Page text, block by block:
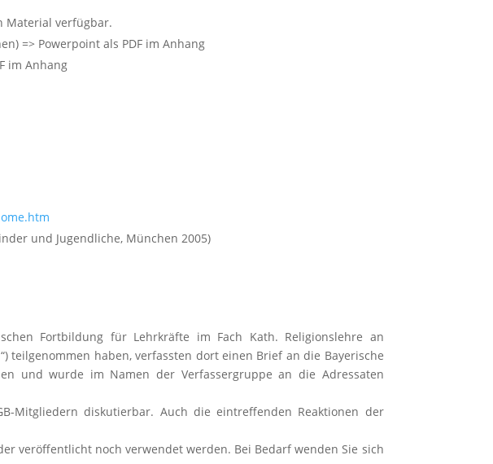
Material verfügbar.
=> Powerpoint als PDF im Anhang
im Anhang
und Jugendliche, München 2005)
Fortbildung für Lehrkräfte im Fach Kath. Religionslehre an
teilgenommen haben, verfassten dort einen Brief an die Bayerische
und wurde im Namen der Verfassergruppe an die Adressaten
Mitgliedern diskutierbar. Auch die eintreffenden Reaktionen der
veröffentlicht noch verwendet werden. Bei Bedarf wenden Sie sich